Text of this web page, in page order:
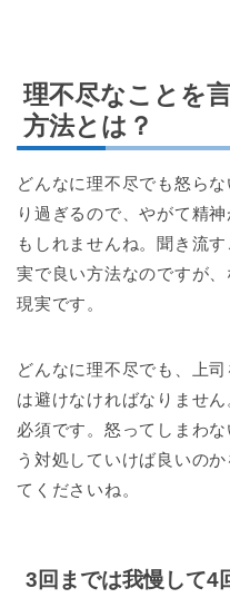
理不尽なことを
方法とは？
どんなに理不尽でも怒ら
り過ぎるので、やがて精
もしれませんね。聞き流
実で良い方法なのですが
現実です。
どんなに理不尽でも、上
は避けなければなりませ
必須です。怒ってしまわ
う対処していけば良いの
てくださいね。
3回までは我慢して4